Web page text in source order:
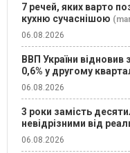
7 речей, яких варто
кухню сучаснішою
06.08.2026
ВВП України
0,6% у другому
06.08.2026
3 роки замість
невідрізними від
06.08.2026